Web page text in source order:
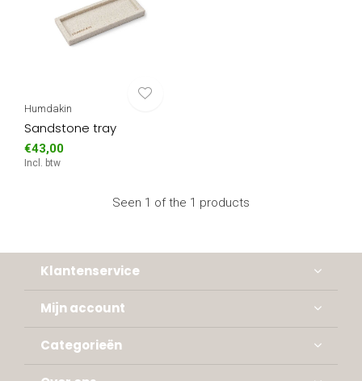
Humdakin
Sandstone tray
€43,00
Incl. btw
Seen 1 of the 1 products
Klantenservice
Mijn account
Categorieën